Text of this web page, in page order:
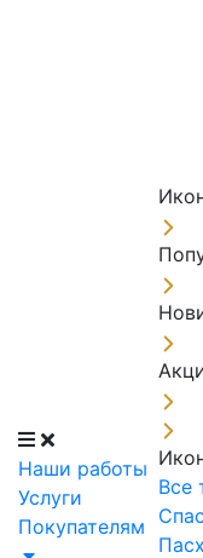
Наши работы
Услуги
Покупателям
Все